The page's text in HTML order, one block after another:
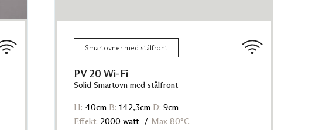
Smartovner med stålfront
PV 20 Wi-Fi
Solid Smartovn med stålfront
H: 40cm B: 142,3cm D: 9cm
Effekt: 2000 watt Max 80°C